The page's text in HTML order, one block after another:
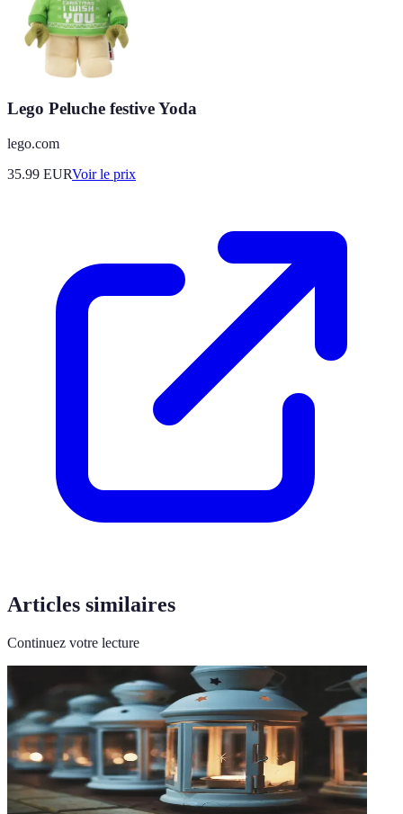
Lego Peluche festive Yoda
lego.com
35.99 EURVoir le prix
Articles similaires
Continuez votre lecture